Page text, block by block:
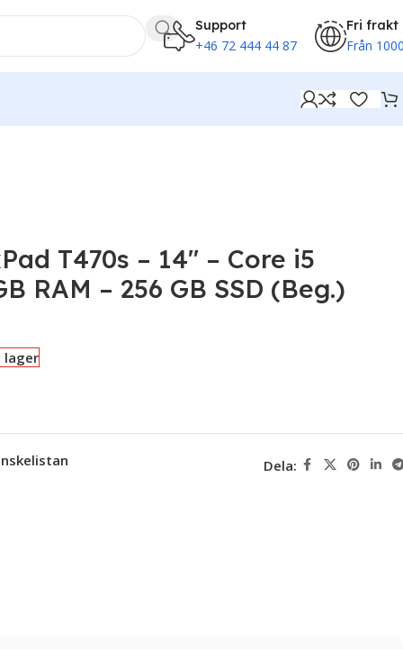
Support
+46 72 444 44 87
Fri frakt
Från
T470s – 14″ – Core i5
RAM – 256 GB SSD (Beg.)
lager
Dela: